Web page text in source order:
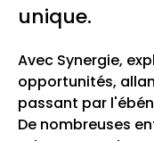
unique.
Avec Synergie,
opportunités,
passant par
De nombreuses